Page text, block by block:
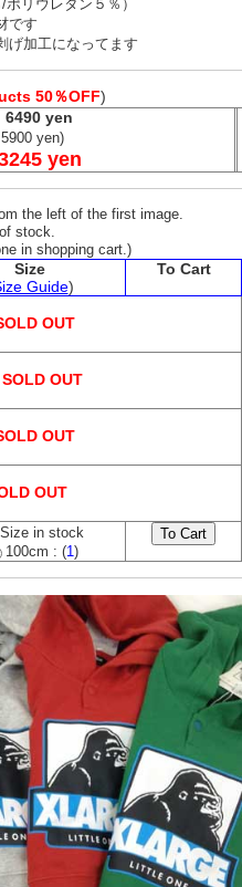
リウレタン５％）
です
げ加工になってます
50％OFF)
6490 yen
yen)
yen
the left of the first image.
stock.
in shopping cart.)
Size
Guide)
To Cart
OUT
OUT
OUT
OUT
Size in stock
100cm : (1 )